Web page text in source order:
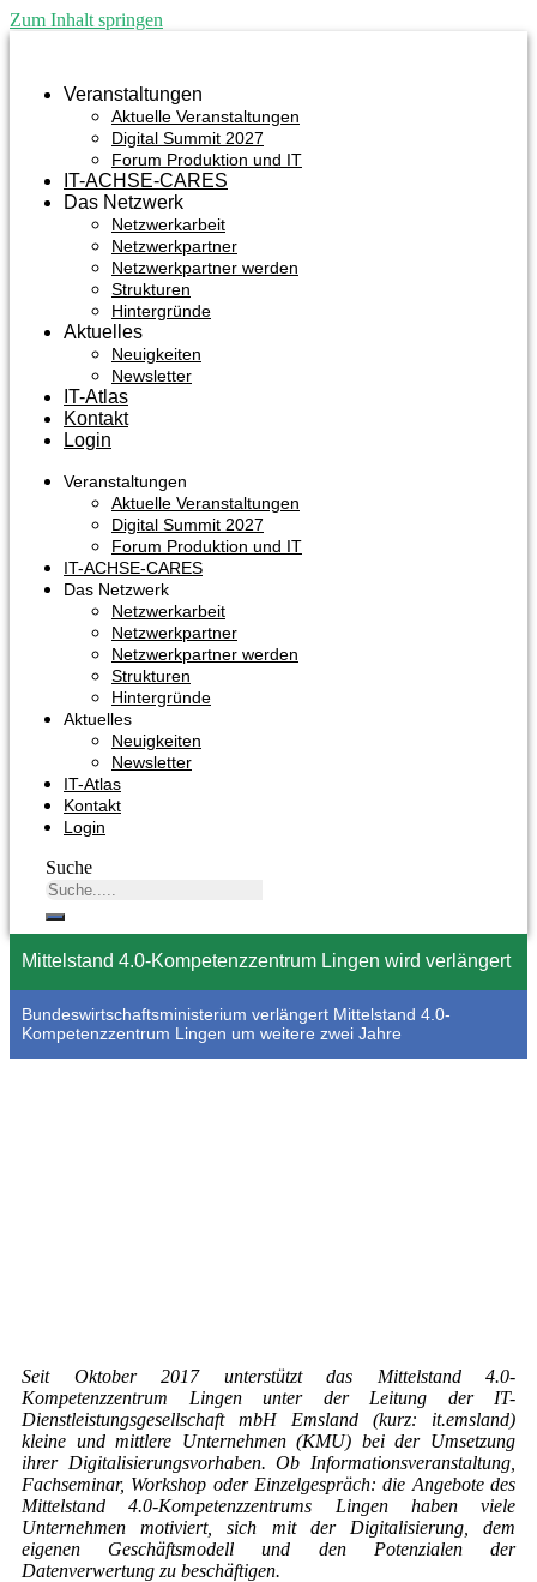
Zum Inhalt springen
Veranstaltungen
Aktuelle Veranstaltungen
Digital Summit 2027
Forum Produktion und IT
IT-ACHSE-CARES
Das Netzwerk
Netzwerkarbeit
Netzwerkpartner
Netzwerkpartner werden
Strukturen
Hintergründe
Aktuelles
Neuigkeiten
Newsletter
IT-Atlas
Kontakt
Login
Veranstaltungen
Aktuelle Veranstaltungen
Digital Summit 2027
Forum Produktion und IT
IT-ACHSE-CARES
Das Netzwerk
Netzwerkarbeit
Netzwerkpartner
Netzwerkpartner werden
Strukturen
Hintergründe
Aktuelles
Neuigkeiten
Newsletter
IT-Atlas
Kontakt
Login
Suche
Mittelstand 4.0-Kompetenzzentrum Lingen wird verlängert
Bundeswirtschaftsministerium verlängert Mittelstand 4.0-
Kompetenzzentrum Lingen um weitere zwei Jahre
Seit Oktober 2017 unterstützt das Mittelstand 4.0-
Kompetenzzentrum Lingen unter der Leitung der IT-
Dienstleistungsgesellschaft mbH Emsland (kurz: it.emsland)
kleine und mittlere Unternehmen (KMU) bei der Umsetzung
ihrer Digitalisierungsvorhaben. Ob Informationsveranstaltung,
Fachseminar, Workshop oder Einzelgespräch: die Angebote des
Mittelstand 4.0-Kompetenzzentrums Lingen haben viele
Unternehmen motiviert, sich mit der Digitalisierung, dem
eigenen Geschäftsmodell und den Potenzialen der
Datenverwertung zu beschäftigen.